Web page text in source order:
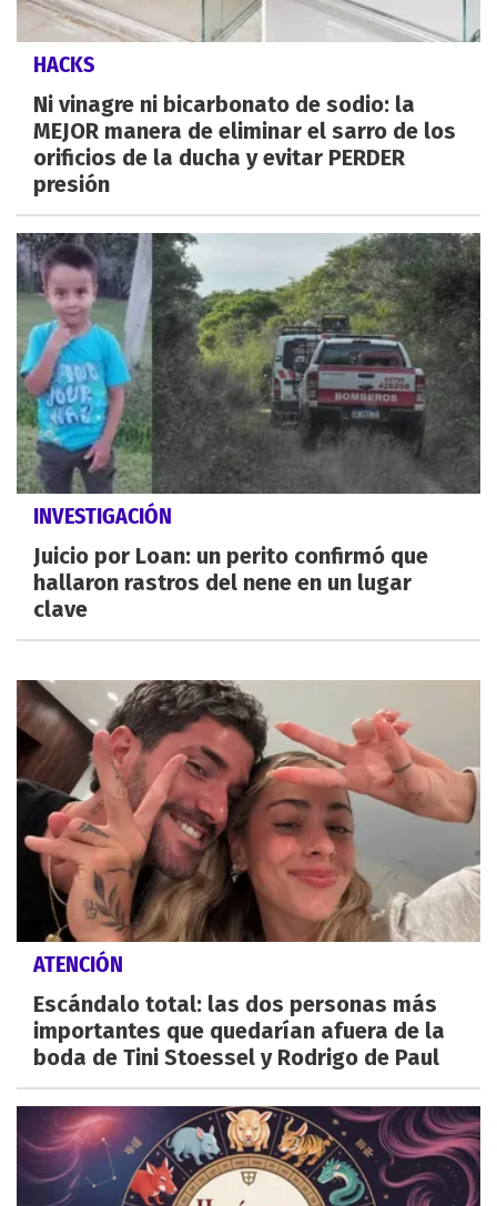
HACKS
Ni vinagre ni bicarbonato de sodio: la
MEJOR manera de eliminar el sarro de los
orificios de la ducha y evitar PERDER
presión
INVESTIGACIÓN
Juicio por Loan: un perito confirmó que
hallaron rastros del nene en un lugar
clave
ATENCIÓN
Escándalo total: las dos personas más
importantes que quedarían afuera de la
boda de Tini Stoessel y Rodrigo de Paul